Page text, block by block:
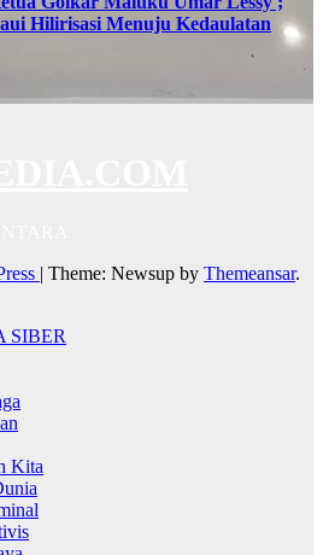
Hilirisasi Menuju Kedaulatan
| Theme: Newsup by Themeansar.
SIBER
Kita